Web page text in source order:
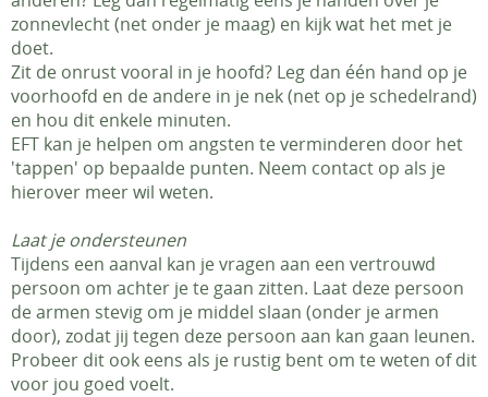
zonnevlecht (net onder je maag) en kijk wat het met je
doet.
Zit de onrust vooral in je hoofd? Leg dan één hand op je
voorhoofd en de andere in je nek (net op je schedelrand)
en hou dit enkele minuten.
EFT kan je helpen om angsten te verminderen door het
'tappen' op bepaalde punten. Neem contact op als je
hierover meer wil weten.
Laat je ondersteunen
Tijdens een aanval kan je vragen aan een vertrouwd
persoon om achter je te gaan zitten. Laat deze persoon
de armen stevig om je middel slaan (onder je armen
door), zodat jij tegen deze persoon aan kan gaan leunen.
Probeer dit ook eens als je rustig bent om te weten of dit
voor jou goed voelt.